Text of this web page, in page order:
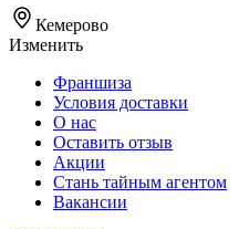
Кемерово
Изменить
Франшиза
Условия доставки
О нас
Оставить отзыв
Акции
Стань тайным агентом
Вакансии